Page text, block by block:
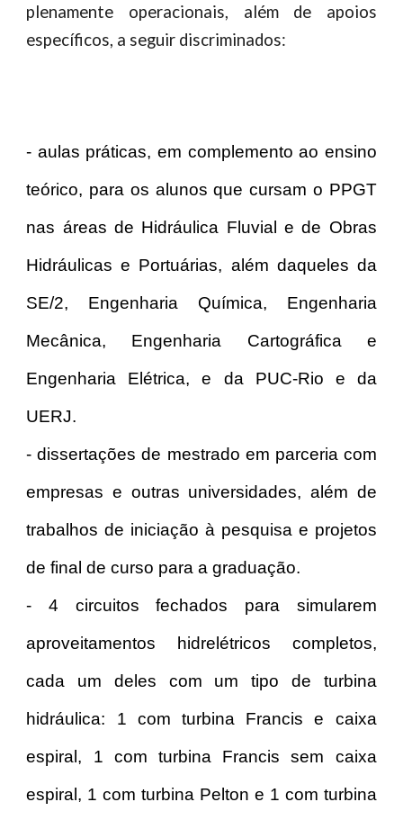
plenamente operacionais, além de apoios
específicos, a seguir discriminados:
- aulas práticas, em complemento ao ensino
teórico, para os alunos que cursam o PPGT
nas áreas de Hidráulica Fluvial e de Obras
Hidráulicas e Portuárias, além daqueles da
SE/2, Engenharia Química, Engenharia
Mecânica, Engenharia Cartográfica e
Engenharia Elétrica, e da PUC-Rio e da
UERJ.
- dissertações de mestrado em parceria com
empresas e outras universidades, além de
trabalhos de iniciação à pesquisa e projetos
de final de curso para a graduação.
- 4 circuitos fechados para simularem
aproveitamentos hidrelétricos completos,
cada um deles com um tipo de turbina
hidráulica: 1 com turbina Francis e caixa
espiral, 1 com turbina Francis sem caixa
espiral, 1 com turbina Pelton e 1 com turbina